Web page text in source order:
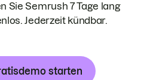
Sie Semrush 7 Tage lang
Jederzeit kündbar.
starten